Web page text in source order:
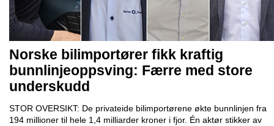
Norske bilimportører fikk kraftig
bunnlinjeoppsving: Færre med store
underskudd
STOR OVERSIKT: De privateide bilimportørene økte bunnlinjen fra
194 millioner til hele 1,4 milliarder kroner i fjor. Én aktør stikker av